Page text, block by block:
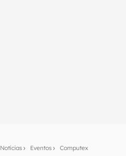
Notícias Eventos Computex